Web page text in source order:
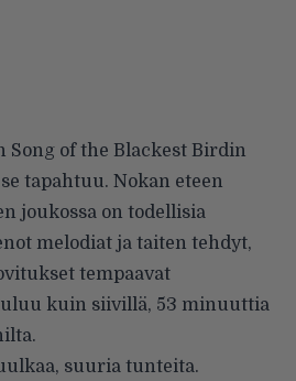
Song of the Blackest Birdin
tapahtuu. Nokan eteen
joukossa on todellisia
melodiat ja taiten tehdyt,
tempaavat
kuin siivillä, 53 minuuttia
suuria tunteita.